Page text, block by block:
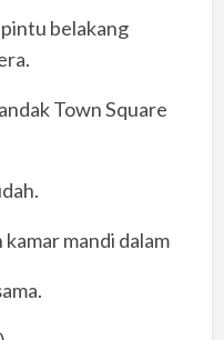
belakang
Town Square
mandi dalam